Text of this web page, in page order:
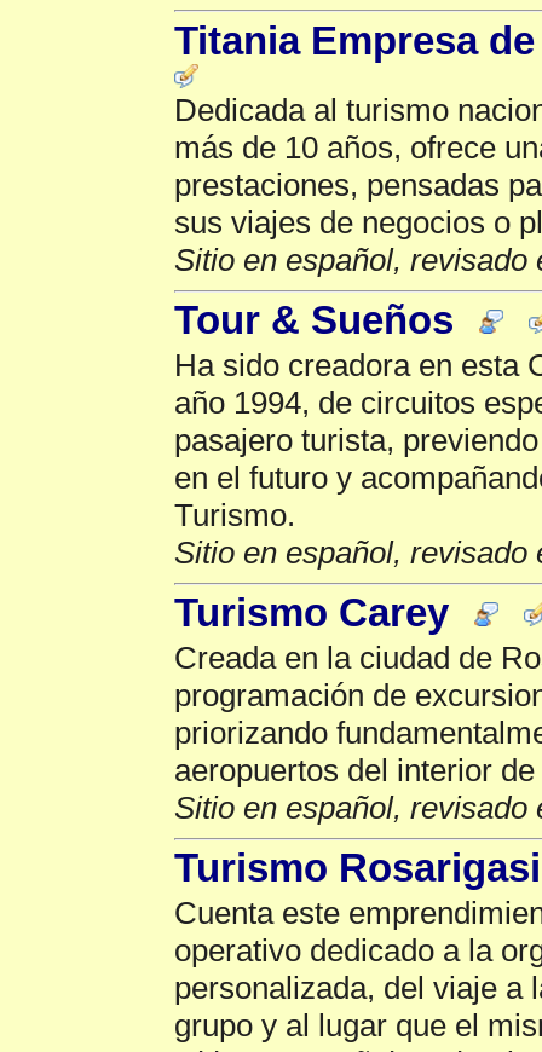
Titania Empresa
Dedicada al turismo
más de 10 años, ofrece
prestaciones, pensadas
sus viajes de negocios o
Sitio en español, revisado
Tour & Sueños
Ha sido creadora en esta
año 1994, de circuitos
pasajero turista,
en el futuro y
Turismo.
Sitio en español, revisado
Turismo Carey
Creada en la ciudad de
programación de
priorizando
aeropuertos del interior
Sitio en español, revisado
Turismo
Cuenta este
operativo dedicado a la
personalizada, del viaje a
grupo y al lugar que el